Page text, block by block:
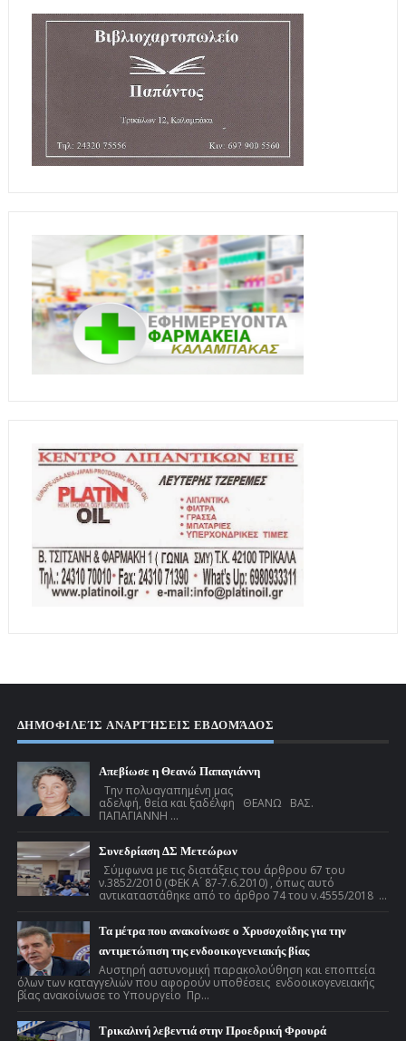
ΔΗΜΟΦΙΛΕΊΣ ΑΝΑΡΤΉΣΕΙΣ ΕΒΔΟΜΆΔΟΣ
Απεβίωσε η Θεανώ Παπαγιάννη
Την πολυαγαπημένη μας
αδελφή, θεία και ξαδέλφη ΘΕΑΝΩ ΒΑΣ.
ΠΑΠΑΓΙΑΝΝΗ ...
Συνεδρίαση ΔΣ Μετεώρων
Σύμφωνα με τις διατάξεις του άρθρου 67 του
ν.3852/2010 (ΦΕΚ Α ́ 87-7.6.2010) , όπως αυτό
αντικαταστάθηκε από το άρθρο 74 του ν.4555/2018 ...
Τα μέτρα που ανακοίνωσε ο Χρυσοχοΐδης για την
αντιμετώπιση της ενδοοικογενειακής βίας
Αυστηρή αστυνομική παρακολούθηση και εποπτεία
όλων των καταγγελιών που αφορούν υποθέσεις ενδοοικογενειακής
βίας ανακοίνωσε το Υπουργείο Πρ...
Τρικαλινή λεβεντιά στην Προεδρική Φρουρά